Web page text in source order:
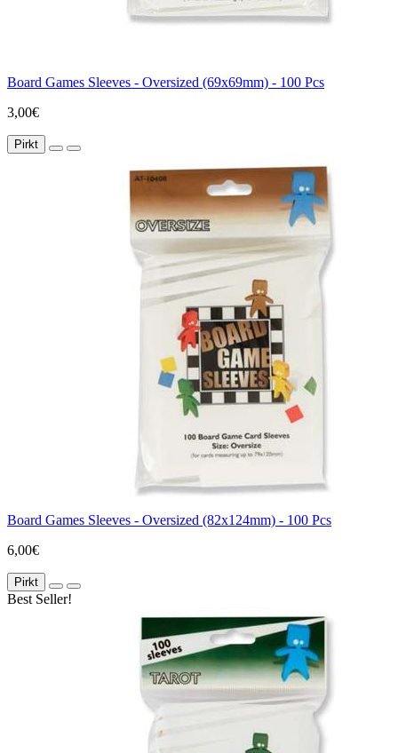
Board Games Sleeves - Oversized (69x69mm) - 100 Pcs
3,00€
Pirkt
Board Games Sleeves - Oversized (82x124mm) - 100 Pcs
6,00€
Pirkt
Best Seller!